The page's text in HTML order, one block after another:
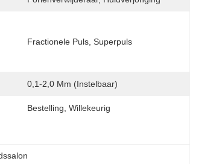
Fractionele Puls, Superpuls
0,1-2,0 Mm (instelbaar)
Bestelling, Willekeurig